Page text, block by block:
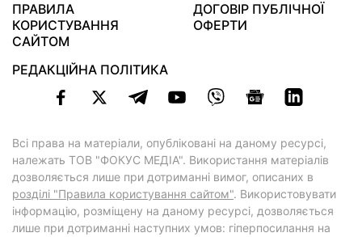
ПРАВИЛА
КОРИСТУВАННЯ
САЙТОМ
ДОГОВІР ПУБЛІЧНОЇ
ОФЕРТИ
РЕДАКЦІЙНА ПОЛІТИКА
Всі права на матеріали, опубліковані на даному ресурсі,
належать ТОВ "ФОКУС МЕДІА". Використання матеріалів
дозволяється лише при дотриманні вимог, описаних в
розділі "Правила користування сайтом". Використовувати
інформацію, розміщену на даному ресурсі, дозволяється
лише при дотриманні наступних умов: гіперпосилання на